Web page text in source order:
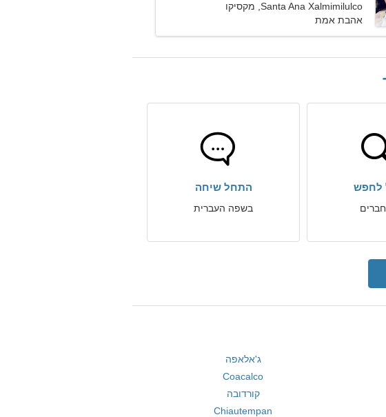
Santa Ana Xalmimilulco, מקסיקו
אהבת אמת
לחפש התחל שיחה
בשפה העברית
ג'אלאפה
Coacalco
קורדובה
Chiautempan